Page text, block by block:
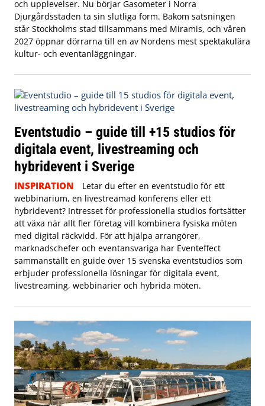
och upplevelser. Nu börjar Gasometer i Norra
Djurgårdsstaden ta sin slutliga form. Bakom satsningen
står Stockholms stad tillsammans med Miramis, och våren
2027 öppnar dörrarna till en av Nordens mest spektakulära
kultur- och eventanläggningar.
Eventstudio – guide till +15 studios för
digitala event, livestreaming och
hybridevent i Sverige
INSPIRATION
Letar du efter en eventstudio för ett
webbinarium, en livestreamad konferens eller ett
hybridevent? Intresset för professionella studios fortsätter
att växa när allt fler företag vill kombinera fysiska möten
med digital räckvidd. För att hjälpa arrangörer,
marknadschefer och eventansvariga har Eventeffect
sammanställt en guide över 15 svenska eventstudios som
erbjuder professionella lösningar för digitala event,
livestreaming, webbinarier och hybrida möten.